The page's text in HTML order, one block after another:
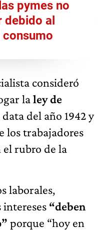
pymes no
debido al
consideró
laley de
data del año 1942 y
los trabajadores
el rubro de la
laborales,
“deben
porque “hoy en